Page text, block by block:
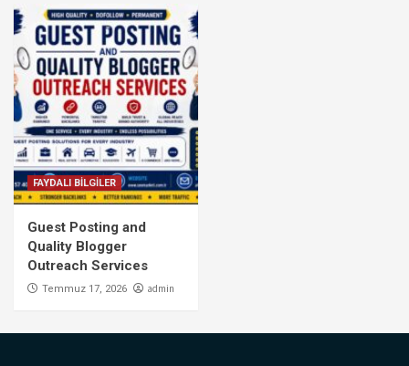
FAYDALI BİLGİLER
Guest Posting and
Quality Blogger
Outreach Services
Temmuz 17, 2026 admin